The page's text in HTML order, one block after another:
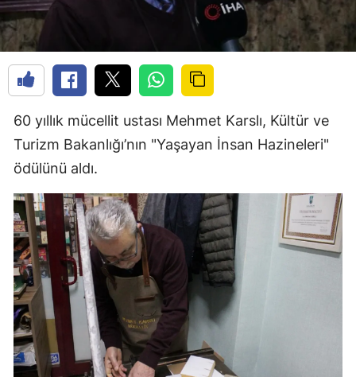
60 yıllık mücellit ustası Mehmet Karslı, Kültür ve
Turizm Bakanlığı’nın "Yaşayan İnsan Hazineleri"
ödülünü aldı.